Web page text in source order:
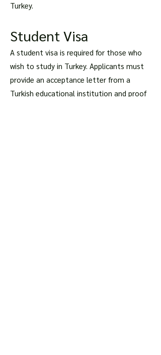
Turkey.
Student Visa
A student visa is required for those who
wish to study in Turkey. Applicants must
provide an acceptance letter from a
Turkish educational institution and proof